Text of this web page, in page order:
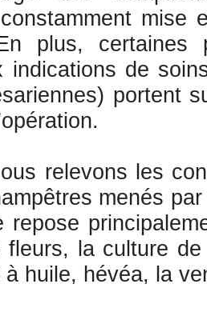
mise
plus, certaines
indications de
portent
relevons les
menés
repose
fleurs, la culture
à huile, hévéa, la